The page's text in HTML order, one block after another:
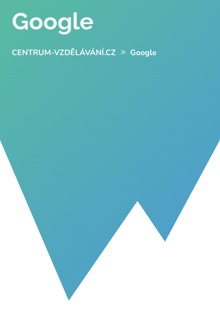
Google
CENTRUM-VZDĚLÁVÁNÍ.CZ Google